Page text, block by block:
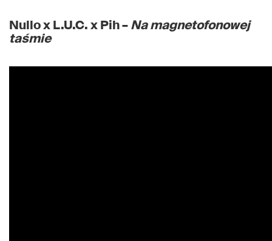
Nullo x L.U.C. x Pih –Na magnetofonowej
taśmie